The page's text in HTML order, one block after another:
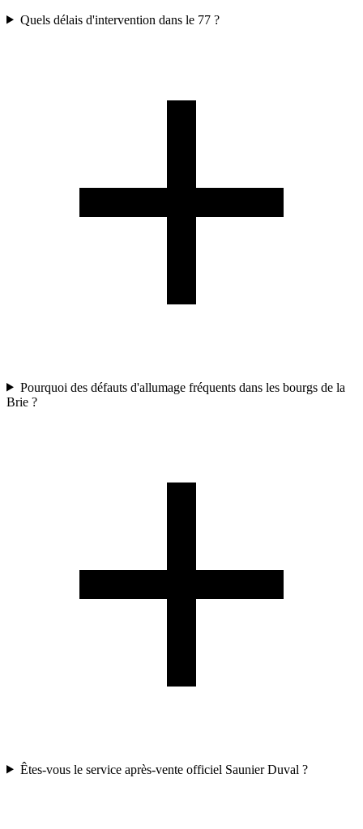
Quels délais d'intervention dans le 77 ?
Pourquoi des défauts d'allumage fréquents dans les bourgs de la
Brie ?
Êtes-vous le service après-vente officiel Saunier Duval ?